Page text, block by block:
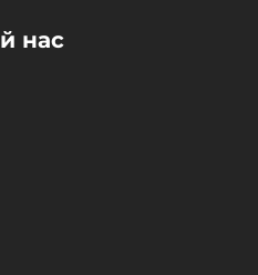
нас